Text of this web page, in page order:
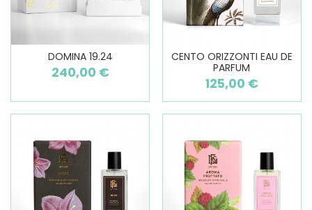
DOMINA 19.24
240,00 €
CENTO ORIZZONTI EAU DE
PARFUM
125,00 €